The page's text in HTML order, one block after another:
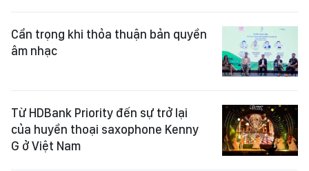
Cẩn trọng khi thỏa thuận bản quyền
âm nhạc
Từ HDBank Priority đến sự trở lại
của huyền thoại saxophone Kenny
G ở Việt Nam